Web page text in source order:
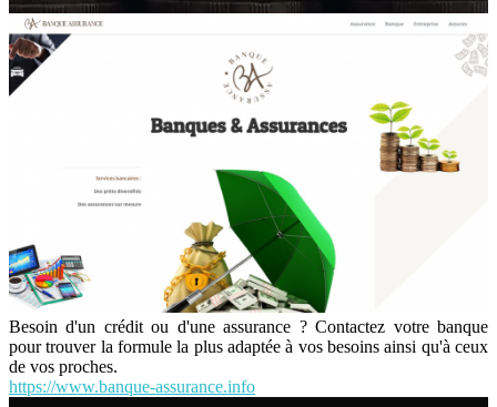
Besoin d'un crédit ou d'une assurance ? Contactez votre banque
pour trouver la formule la plus adaptée à vos besoins ainsi qu'à ceux
de vos proches.
https://www.banque-assurance.info